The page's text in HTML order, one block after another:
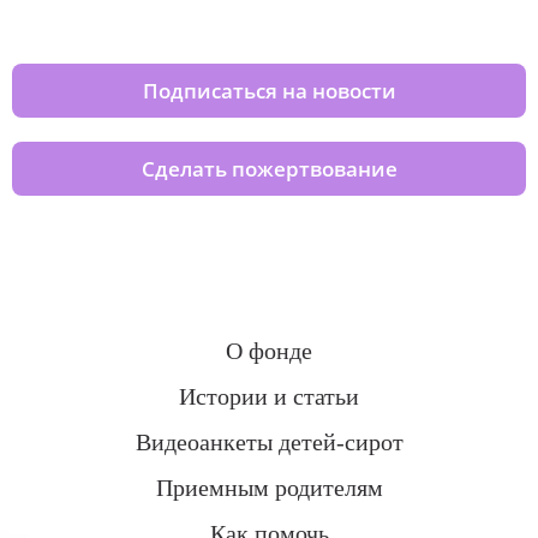
Подписаться на новости
Сделать пожертвование
О фонде
Истории и статьи
Видеоанкеты детей-сирот
Приемным родителям